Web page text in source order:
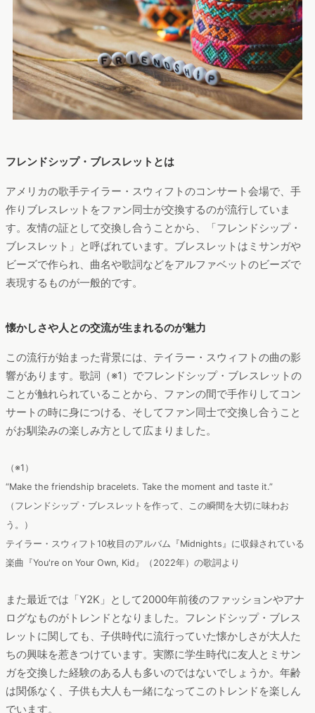
フレンドシップ・ブレスレットとは
アメリカの歌手テイラー・スウィフトのコンサート会場で、手
作りブレスレットをファン同士が交換するのが流行していま
す。友情の証として交換し合うことから、「フレンドシップ・
ブレスレット」と呼ばれています。ブレスレットはミサンガや
ビーズで作られ、曲名や歌詞などをアルファベットのビーズで
表現するものが一般的です。
懐かしさや人との交流が生まれるのが魅力
この流行が始まった背景には、テイラー・スウィフトの曲の影
響があります。歌詞（※1）でフレンドシップ・ブレスレットの
ことが触れられていることから、ファンの間で手作りしてコン
サートの時に身につける、そしてファン同士で交換し合うこと
がお馴染みの楽しみ方として広まりました。
（※1）
“Make the friendship bracelets. Take the moment and taste it.”
（フレンドシップ・ブレスレットを作って、この瞬間を大切に味わお
う。）
テイラー・スウィフト10枚目のアルバム『Midnights』に収録されている
楽曲『You're on Your Own, Kid』（2022年）の歌詞より
また最近では「Y2K」として2000年前後のファッションやアナ
ログなものがトレンドとなりました。フレンドシップ・ブレス
レットに関しても、子供時代に流行っていた懐かしさが大人た
ちの興味を惹きつけています。実際に学生時代に友人とミサン
ガを交換した経験のある人も多いのではないでしょうか。年齢
は関係なく、子供も大人も一緒になってこのトレンドを楽しん
でいます。